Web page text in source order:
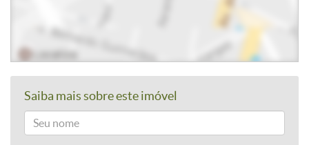
Saiba mais sobre este imóvel